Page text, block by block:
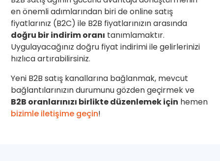
en önemli adımlarından biri de online satış
fiyatlarınız (B2C) ile B2B fiyatlarınızın arasında
doğru bir indirim oranı tanımlamaktır.
Uygulayacağınız doğru fiyat indirimi ile gelirlerinizi
hızlıca artırabilirsiniz.
Yeni B2B satış kanallarına bağlanmak, mevcut
bağlantılarınızın durumunu gözden geçirmek ve
B2B oranlarınızı birlikte düzenlemek için hemen
bizimle iletişime geçin!